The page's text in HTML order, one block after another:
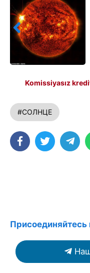
Komissiyasız
#СОЛНЦЕ